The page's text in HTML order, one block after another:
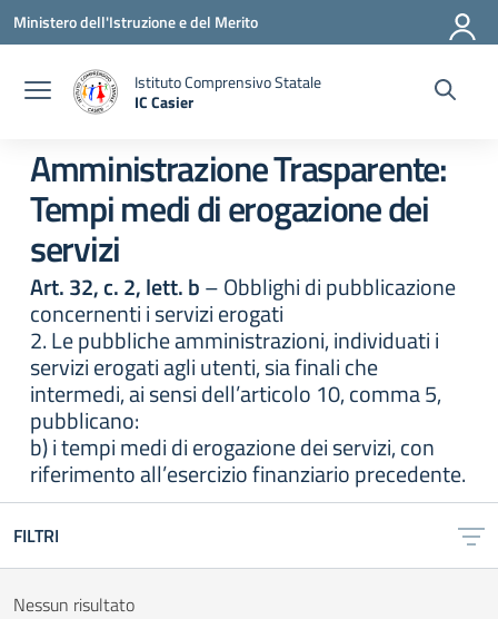
Vai ai contenuti
Vai al menu di navigazione
Vai al footer
Ministero dell'Istruzione e del Merito
Istituto Comprensivo Statale
IC Casier
Amministrazione Trasparente:
Tempi medi di erogazione dei
servizi
Art. 32, c. 2, lett. b– Obblighi di pubblicazione
concernenti i servizi erogati
2. Le pubbliche amministrazioni, individuati i
servizi erogati agli utenti, sia finali che
intermedi, ai sensi dell’articolo 10, comma 5,
pubblicano:
b) i tempi medi di erogazione dei servizi, con
riferimento all’esercizio finanziario precedente.
FILTRI
Nessun risultato